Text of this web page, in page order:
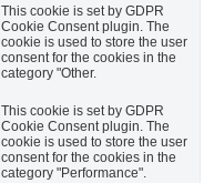
This cookie is set by GDPR
Cookie Consent plugin. The
cookie is used to store the user
consent for the cookies in the
category "Other.
This cookie is set by GDPR
Cookie Consent plugin. The
cookie is used to store the user
consent for the cookies in the
category "Performance".